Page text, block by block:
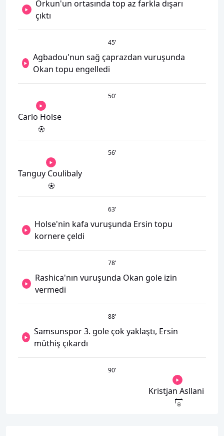
Orkun'un ortasında top az farkla dışarı
çıktı
45’
Agbadou'nun sağ çaprazdan vuruşunda
Okan topu engelledi
50’
Carlo Holse
56’
Tanguy Coulibaly
63’
Holse'nin kafa vuruşunda Ersin topu
kornere çeldi
78’
Rashica'nın vuruşunda Okan gole izin
vermedi
88’
Samsunspor 3. gole çok yaklaştı, Ersin
müthiş çıkardı
90’
Kristjan Asllani